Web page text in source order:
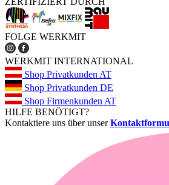
FOLGE WERKMIT
WERKMIT INTERNATIONAL
Shop Privatkunden AT
Shop Privatkunden DE
Shop Firmenkunden AT
HILFE BENÖTIGT?
Kontaktiere uns über unser